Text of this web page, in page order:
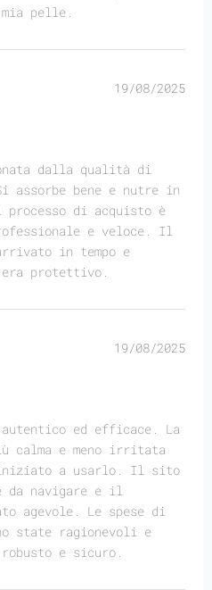
pelle.
19/08/2025
dalla qualità di
assorbe bene e nutre in
di acquisto è
e veloce. Il
in tempo e
protettivo.
19/08/2025
ed efficace. La
calma e meno irritata
iniziato a usarlo. Il sito
navigare e il
agevole. Le spese di
state ragionevoli e
e sicuro.